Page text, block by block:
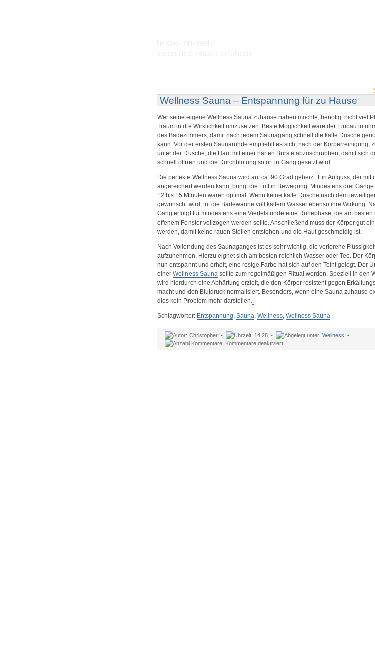
Wellness Sauna – Entspannung für zu Hause
Wer seine eigene Wellness Sauna zuhause haben möchte, benötigt nicht viel
Traum in die Wirklichkeit umzusetzen. Beste Möglichkeit wäre der Einbau in
des Badezimmers, damit nach jedem Saunagang schnell die kalte Dusche
kann. Vor der ersten Saunarunde empfiehlt es sich, nach der Körperreinigung,
unter der Dusche, die Haut mit einer harten Bürste abzuschrubben, damit sich
schnell öffnen und die Durchblutung sofort in Gang gesetzt wird.
Die perfekte Wellness Sauna wird auf ca. 90 Grad geheizt. Ein Aufguss, der mit
angereichert werden kann, bringt die Luft in Bewegung. Mindestens drei
12 bis 15 Minuten wären optimal. Wenn keine kalte Dusche nach dem
gewünscht wird, tut die Badewanne voll kaltem Wasser ebenso ihre Wirkung.
Gang erfolgt für mindestens eine Viertelstunde eine Ruhephase, die am besten
offenem Fenster vollzogen werden sollte. Anschließend muss der Körper gut
werden, damit keine rauen Stellen entstehen und die Haut geschmeidig ist.
Nach Vollendung des Saunaganges ist es sehr wichtig, die verlorene
aufzunehmen. Hierzu eignet sich am besten reichlich Wasser oder Tee. Der
nun entspannt und erholt, eine rosige Farbe hat sich auf den Teint gelegt. Der
einer Wellness Saunasollte zum regelmäßigen Ritual werden. Speziell in den
wird hierdurch eine Abhärtung erzielt, die den Körper resistent gegen
macht und den Blutdruck normalisiert. Besonders, wenn eine Sauna zuhause
dies kein Problem mehr darstellen..
Schlagwörter: Entspannung, Sauna, Wellness, Wellness Sauna
Christopher • 14:28 • Wellness •
Kommentare deaktiviertfür